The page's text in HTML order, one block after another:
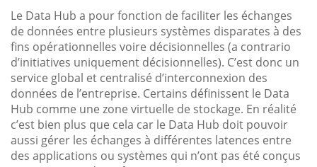
Le Data Hub a pour fonction de faciliter les échanges
de données entre plusieurs systèmes disparates à des
fins opérationnelles voire décisionnelles (a contrario
d’initiatives uniquement décisionnelles). C’est donc un
service global et centralisé d’interconnexion des
données de l’entreprise. Certains définissent le Data
Hub comme une zone virtuelle de stockage. En réalité
c’est bien plus que cela car le Data Hub doit pouvoir
aussi gérer les échanges à différentes latences entre
des applications ou systèmes qui n’ont pas été conçus